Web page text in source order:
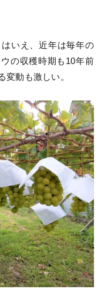
いえ、近年は毎年の
の収穫時期も10年前
変動も激しい。